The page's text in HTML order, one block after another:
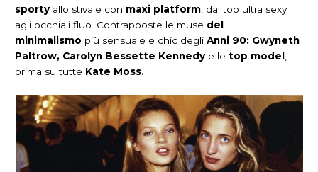
sportyallo stivale con maxi platform , dai top ultra sexy
agli occhiali fluo. Contrapposte le muse del
minimalismo più sensuale e chic degliAnni 90: Gwyneth
Paltrow, Carolyn Bessette Kennedy e le top model
prima su tutte Kate Moss.